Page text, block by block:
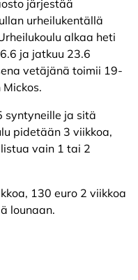
järjestää
urheilukentällä
alkaa heti
ja jatkuu 23.6
vetäjänä toimii 19-
syntyneille ja sitä
pidetään 3 viikkoa,
vain 1 tai 2
130 euro 2 viikkoa
lounaan.